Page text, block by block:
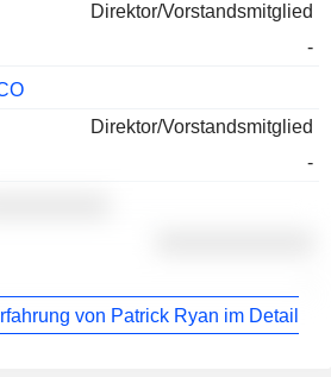
Direktor/Vorstandsmitglied
-
Direktor/Vorstandsmitglied
-
von Patrick Ryan im Detail